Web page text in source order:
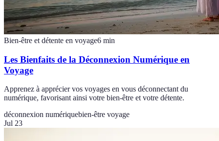
Bien-être et détente en voyage6 min
Les Bienfaits de la Déconnexion Numérique en
Voyage
Apprenez à apprécier vos voyages en vous déconnectant du
numérique, favorisant ainsi votre bien-être et votre détente.
déconnexion numériquebien-être voyage
Jul 23